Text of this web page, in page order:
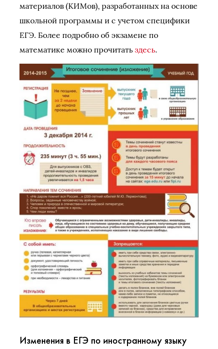
материалов (КИМов), разработанных на основе
школьной программы и с учетом специфики
ЕГЭ. Более подробно об экзамене по
математике можно прочитать здесь.
Изменения в ЕГЭ по иностранному языку